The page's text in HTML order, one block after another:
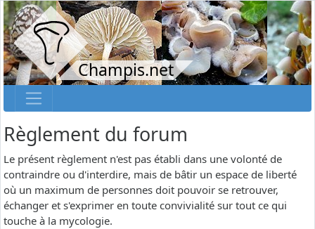
Champis.net
Règlement du forum
Le présent règlement n'est pas établi dans une volonté de
contraindre ou d'interdire, mais de bâtir un espace de liberté
où un maximum de personnes doit pouvoir se retrouver,
échanger et s'exprimer en toute convivialité sur tout ce qui
touche à la mycologie.